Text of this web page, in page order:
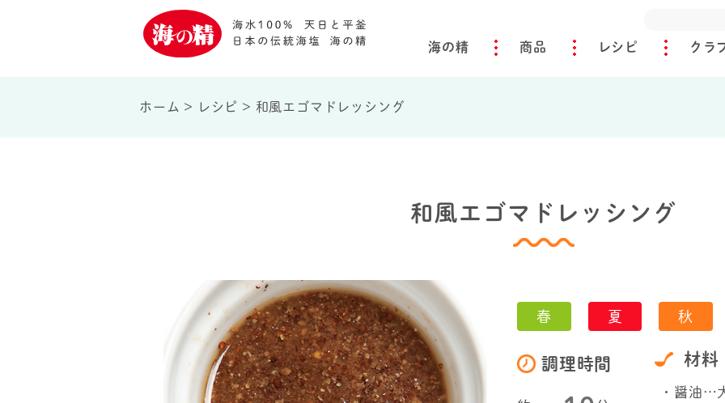
海の精 商品 レシピ クラ
ホーム > レシピ > 和風エゴマドレッシング
和風エゴマドレッシング
春 夏 秋
調理時間 材料
・醤油…